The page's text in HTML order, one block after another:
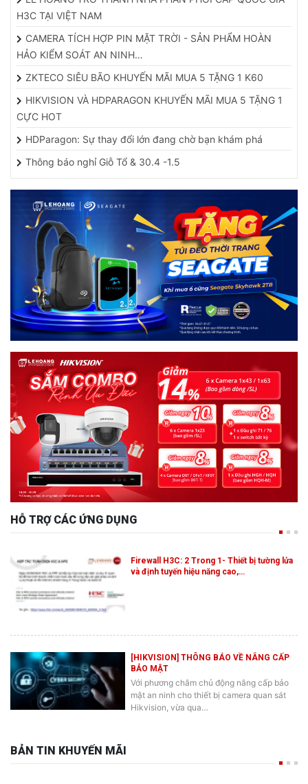
H3C TẠI VIỆT NAM
CAMERA TÍCH HỢP PIN MẶT TRỜI - SẢN PHẨM HOÀN
HẢO KIỂM SOÁT AN NINH…
ZKTECO SIÊU BÃO KHUYẾN MÃI MUA 5 TẶNG 1 K60
HIKVISION VÀ HDPARAGON KHUYẾN MÃI MUA 5 TẶNG 1
CỰC HOT
HDParagon: Sự thay đổi lớn đang chờ bạn khám phá
Thông báo nghỉ Giỗ Tổ & 30.4 -1.5
HỖ TRỢ CÁC ỨNG DỤNG
và định tuyến hiệu năng cao,…
BẢO MẬT
Với phương châm chủ động nâng cấp bảo
mật an ninh cho thiết bị camera quan sát
Hikvision, vừa qua…
BẢN TIN KHUYẾN MÃI